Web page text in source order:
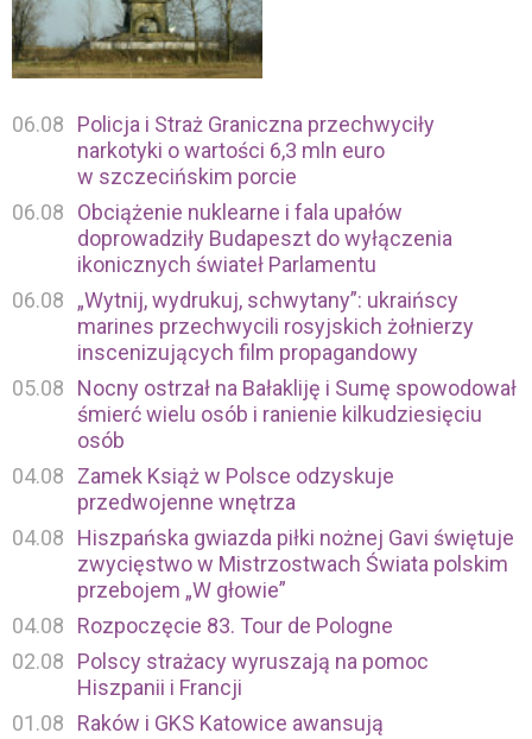
06.08
Policja i Straż Graniczna przechwyciły
narkotyki o wartości 6,3 mln euro
w szczecińskim porcie
06.08
Obciążenie nuklearne i fala upałów
doprowadziły Budapeszt do wyłączenia
ikonicznych świateł Parlamentu
06.08
„Wytnij, wydrukuj, schwytany”: ukraińscy
marines przechwycili rosyjskich żołnierzy
inscenizujących film propagandowy
05.08
Nocny ostrzał na Bałakliję i Sumę spowodował
śmierć wielu osób i ranienie kilkudziesięciu
osób
04.08
Zamek Książ w Polsce odzyskuje
przedwojenne wnętrza
04.08
Hiszpańska gwiazda piłki nożnej Gavi świętuje
zwycięstwo w Mistrzostwach Świata polskim
przebojem „W głowie”
04.08
Rozpoczęcie 83. Tour de Pologne
02.08
Polscy strażacy wyruszają na pomoc
Hiszpanii i Francji
01.08
Raków i GKS Katowice awansują